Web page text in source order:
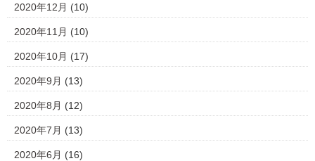
2020年12月 (10)
2020年11月 (10)
2020年10月 (17)
2020年9月 (13)
2020年8月 (12)
2020年7月 (13)
2020年6月 (16)